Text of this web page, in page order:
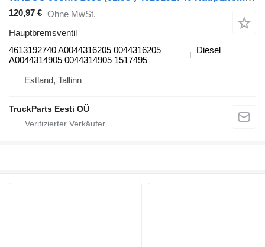
120,97 € Ohne MwSt.
Hauptbremsventil
4613192740 A0044316205 0044316205
A0044314905 0044314905 1517495
Diesel
Estland, Tallinn
TruckParts Eesti OÜ